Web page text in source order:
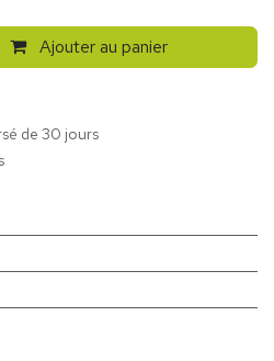
Ajouter au panier
de 30 jours